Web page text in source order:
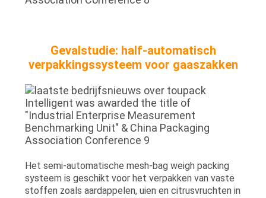
Gevalstudie: half-automatisch
verpakkingssysteem voor gaaszakken
Het semi-automatische mesh-bag weigh packing
systeem is geschikt voor het verpakken van vaste
stoffen zoals aardappelen, uien en citrusvruchten in